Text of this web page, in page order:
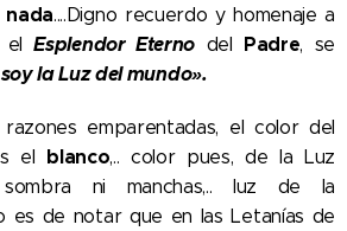
nada....Digno recuerdo y homenaje a
elEsplendor Eterno del Padre, se
la Luz del mundo».
emparentadas, el color del
el blanco,.. color pues, de la Luz
ni manchas,.. luz de la
es de notar que en las Letanías de